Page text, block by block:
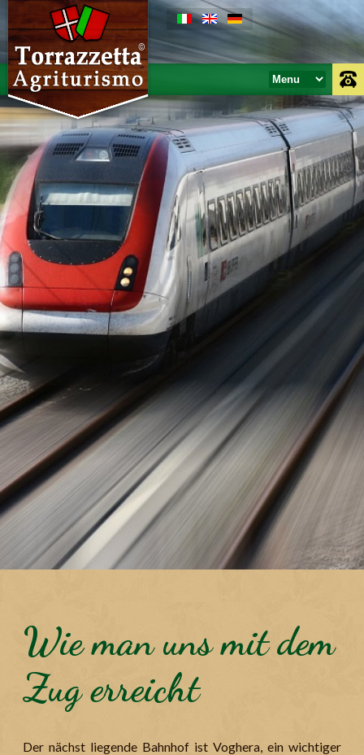
Wie man uns mit dem
Zug erreicht
Der nächst liegende Bahnhof ist Voghera, ein wichtiger